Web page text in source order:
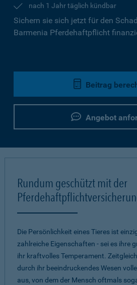
nach 1 Jahr täglich kündbar
Sichern sie sich jetzt für den
Barmenia Pferdehaftpflicht
Beitrag
Angebot
Rundum geschützt mit der
Die Persönlichkeit eines Tieres ist
zahlreiche Eigenschaften - sei es ihre
ihr kraftvolles Temperament.
durch ihr beeindruckendes Wesen
aus, von dem der Mensch oftmals